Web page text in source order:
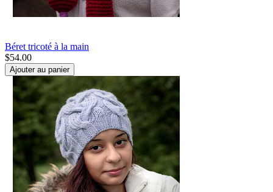
Béret tricoté à la main
$54.00
Ajouter au panier